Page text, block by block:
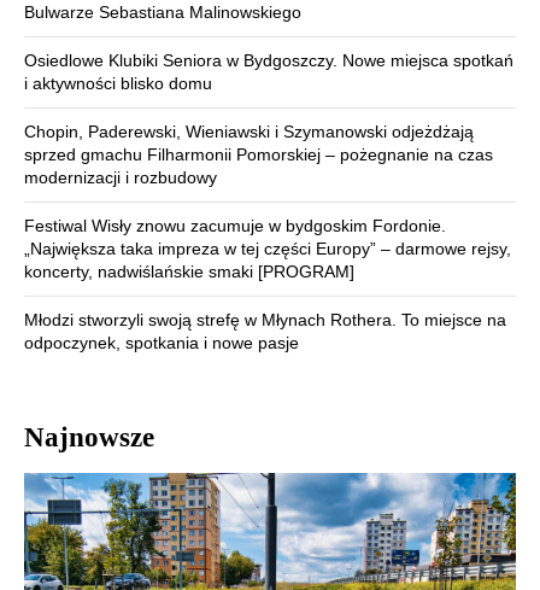
Bulwarze Sebastiana Malinowskiego
Osiedlowe Klubiki Seniora w Bydgoszczy. Nowe miejsca spotkań
i aktywności blisko domu
Chopin, Paderewski, Wieniawski i Szymanowski odjeżdżają
sprzed gmachu Filharmonii Pomorskiej – pożegnanie na czas
modernizacji i rozbudowy
Festiwal Wisły znowu zacumuje w bydgoskim Fordonie.
„Największa taka impreza w tej części Europy” – darmowe rejsy,
koncerty, nadwiślańskie smaki [PROGRAM]
Młodzi stworzyli swoją strefę w Młynach Rothera. To miejsce na
odpoczynek, spotkania i nowe pasje
Najnowsze